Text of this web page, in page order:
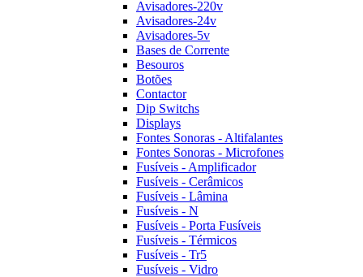
Avisadores-220v
Avisadores-24v
Avisadores-5v
Bases de Corrente
Besouros
Botões
Contactor
Dip Switchs
Displays
Fontes Sonoras - Altifalantes
Fontes Sonoras - Microfones
Fusíveis - Amplificador
Fusíveis - Cerâmicos
Fusíveis - Lâmina
Fusíveis - N
Fusíveis - Porta Fusíveis
Fusíveis - Térmicos
Fusíveis - Tr5
Fusíveis - Vidro